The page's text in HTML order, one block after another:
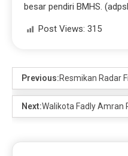
besar pendiri BMHS.
Post Views: 315
Previous:Resmikan Radar
Next:Walikota Fadly Amran